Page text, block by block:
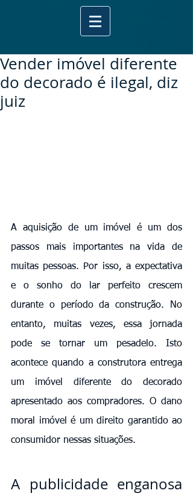
Vender imóvel diferente
do decorado é ilegal, diz
juiz
A aquisição de um imóvel é um dos
passos mais importantes na vida de
muitas pessoas. Por isso, a expectativa
e o sonho do lar perfeito crescem
durante o período da construção. No
entanto, muitas vezes, essa jornada
pode se tornar um pesadelo. Isto
acontece quando a construtora entrega
um imóvel diferente do decorado
apresentado aos compradores. O dano
moral imóvel é um direito garantido ao
consumidor nessas situações.
A publicidade enganosa